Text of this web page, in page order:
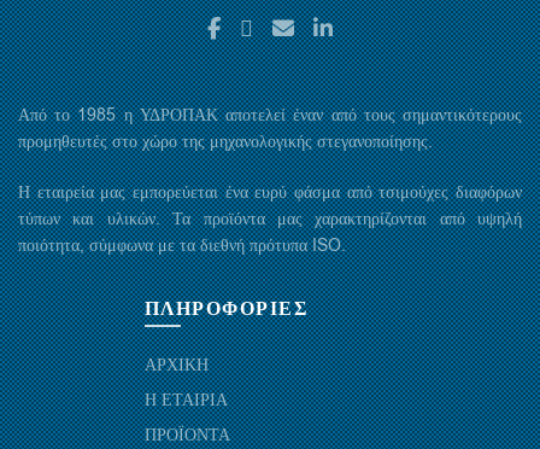
Από το 1985 η ΥΔΡΟΠΑΚ αποτελεί έναν από τους σημαντικότερους
προμηθευτές στο χώρο της μηχανολογικής στεγανοποίησης.
Η εταιρεία μας εμπορεύεται ένα ευρύ φάσμα από τσιμούχες διαφόρων
τύπων και υλικών. Τα προϊόντα μας χαρακτηρίζονται από υψηλή
ποιότητα, σύμφωνα με τα διεθνή πρότυπα ISO.
ΠΛΗΡΟΦΟΡΙΕΣ
ΑΡΧΙΚΗ
Η ΕΤΑΙΡΙΑ
ΠΡΟΪΟΝΤΑ